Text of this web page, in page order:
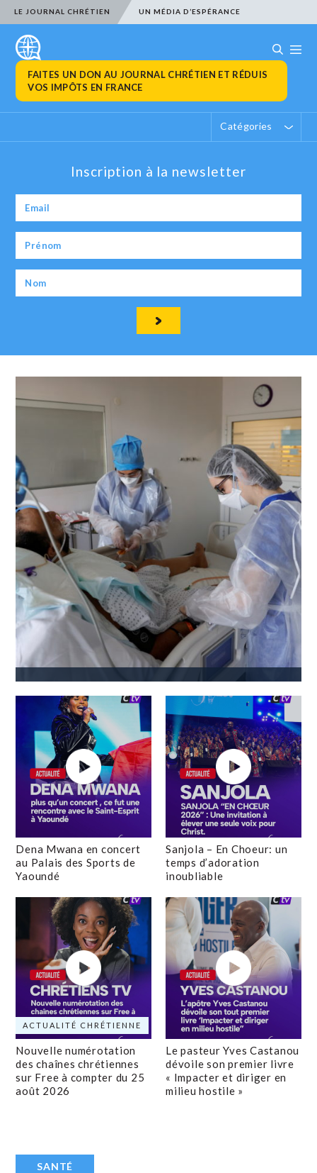
LE JOURNAL CHRÉTIEN UN MÉDIA D’ESPÉRANCE
FAITES UN DON AU JOURNAL CHRÉTIEN ET RÉDUIS
VOS IMPÔTS EN FRANCE
Catégories
Inscription à la newsletter
Dena Mwana en concert
au Palais des Sports de
Yaoundé
Sanjola – En Choeur: un
temps d’adoration
inoubliable
ACTUALITÉ CHRÉTIENNE
Nouvelle numérotation
des chaînes chrétiennes
sur Free à compter du 25
août 2026
Le pasteur Yves Castanou
dévoile son premier livre
« Impacter et diriger en
milieu hostile »
SANTÉ